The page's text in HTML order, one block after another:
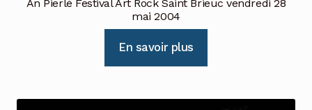
An Pierlé Festival Art Rock Saint Brieuc vendredi 28
mai 2004
En savoir plus